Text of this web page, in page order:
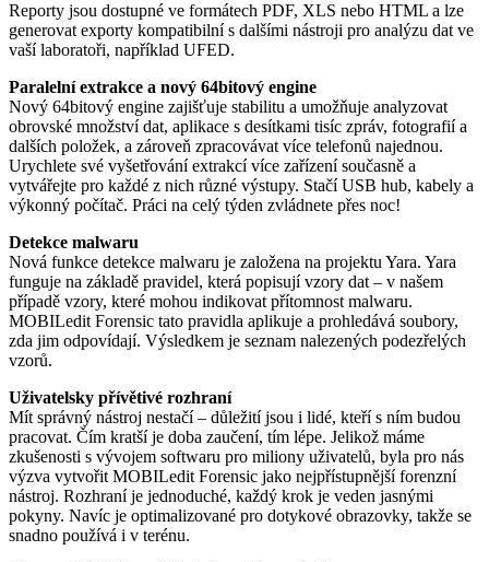
Reporty jsou dostupné ve formátech PDF, XLS nebo HTML a lze
generovat exporty kompatibilní s dalšími nástroji pro analýzu dat ve
vaší laboratoři, například UFED.
Paralelní extrakce a nový 64bitový engine
Nový 64bitový engine zajišťuje stabilitu a umožňuje analyzovat
obrovské množství dat, aplikace s desítkami tisíc zpráv, fotografií a
dalších položek, a zároveň zpracovávat více telefonů najednou.
Urychlete své vyšetřování extrakcí více zařízení současně a
vytvářejte pro každé z nich různé výstupy. Stačí USB hub, kabely a
výkonný počítač. Práci na celý týden zvládnete přes noc!
Detekce malwaru
Nová funkce detekce malwaru je založena na projektu Yara. Yara
funguje na základě pravidel, která popisují vzory dat – v našem
případě vzory, které mohou indikovat přítomnost malwaru.
MOBILedit Forensic tato pravidla aplikuje a prohledává soubory,
zda jim odpovídají. Výsledkem je seznam nalezených podezřelých
vzorů.
Uživatelsky přívětivé rozhraní
Mít správný nástroj nestačí – důležití jsou i lidé, kteří s ním budou
pracovat. Čím kratší je doba zaučení, tím lépe. Jelikož máme
zkušenosti s vývojem softwaru pro miliony uživatelů, byla pro nás
výzva vytvořit MOBILedit Forensic jako nejpřístupnější forenzní
nástroj. Rozhraní je jednoduché, každý krok je veden jasnými
pokyny. Navíc je optimalizované pro dotykové obrazovky, takže se
snadno používá i v terénu.